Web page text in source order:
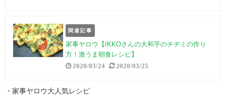
関連記事
家事ヤロウ【IKKOさんの大和芋のチヂミの作り
方！激うま朝食レシピ】
2020/03/24 2020/03/25
・家事ヤロウ大人気レシピ